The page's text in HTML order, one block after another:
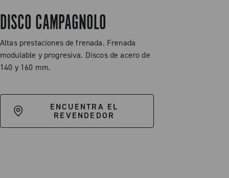
DISCO CAMPAGNOLO
Altas prestaciones de frenada. Frenada
modulable y progresiva. Discos de acero de
140 y 160 mm.
ENCUENTRA EL
REVENDEDOR